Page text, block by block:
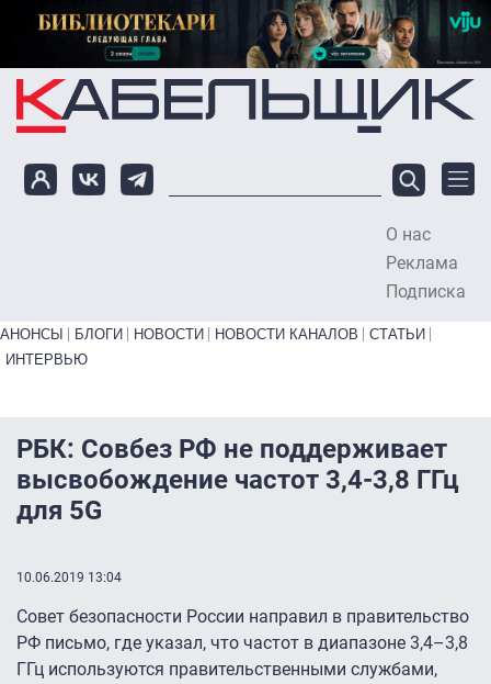
Перейти к основному содержанию
О нас
Реклама
Подписка
Primary links bottom
АНОНСЫ БЛОГИ НОВОСТИ НОВОСТИ КАНАЛОВ
СТАТЬИ
ИНТЕРВЬЮ
РБК: Совбез РФ не поддерживает
высвобождение частот 3,4-3,8 ГГц
для 5G
10.06.2019 13:04
Совет безопасности России направил в правительство
РФ письмо, где указал, что частот в диапазоне 3,4–3,8
ГГц используются правительственными службами,